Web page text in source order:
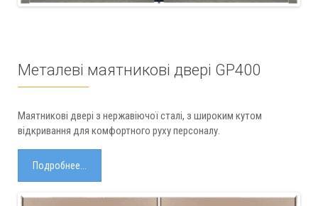
Металеві маятникові двері GP400
Маятникові двері з нержавіючої сталі, з широким кутом
відкривання для комфортного руху персоналу.
Подробнее...